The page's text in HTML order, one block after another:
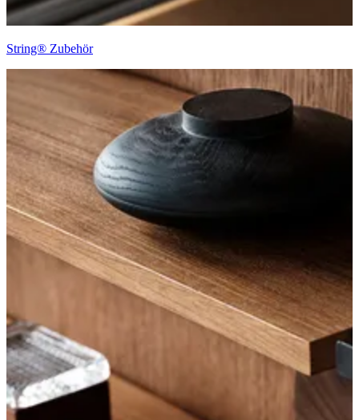
String® Zubehör